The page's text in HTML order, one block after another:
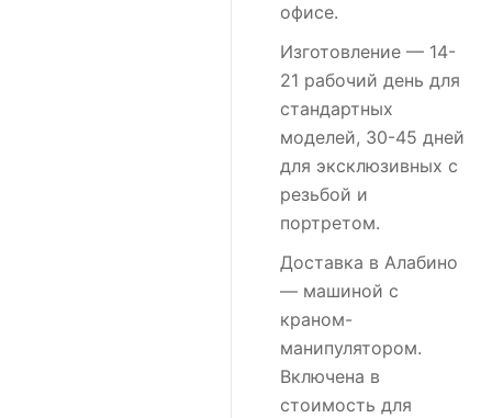
офисе.
Изготовление — 14-
21 рабочий день для
стандартных
моделей, 30-45 дней
для эксклюзивных с
резьбой и
портретом.
Доставка в Алабино
— машиной с
краном-
манипулятором.
Включена в
стоимость для